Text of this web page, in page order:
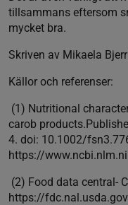
tillsammans eftersom
mycket bra.
Skriven av Mikaela
Källor och referenser:
(1) Nutritional
carob
4. doi: 10.1002/
https://
(2) Food data central-
https://